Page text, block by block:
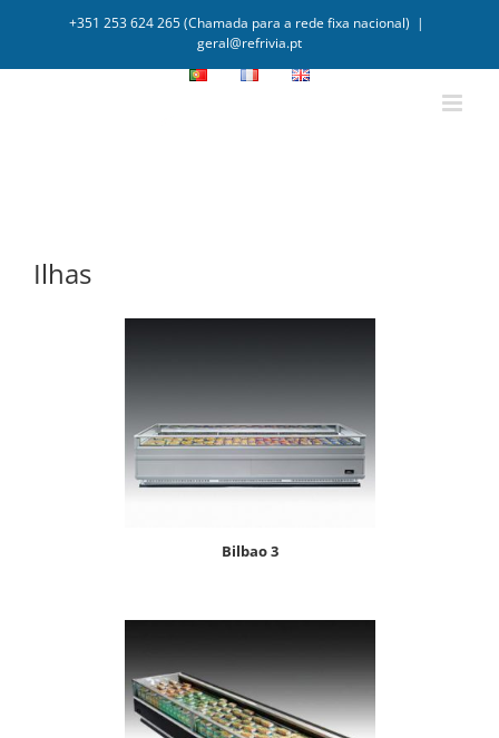
+351 253 624 265 (Chamada para a rede fixa nacional) |
geral@refrivia.pt
Ilhas
bilbao 3